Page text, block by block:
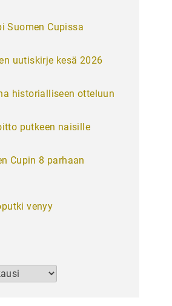
Suomen Cupissa
uutiskirje kesä 2026
historialliseen otteluun
putkeen naisille
Cupin 8 parhaan
venyy